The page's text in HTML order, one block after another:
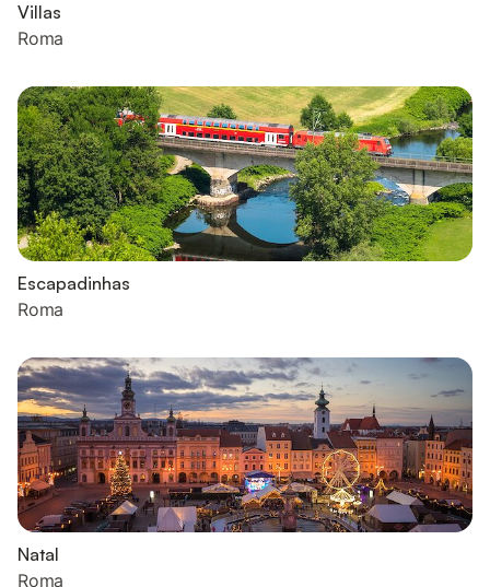
Villas
Roma
Escapadinhas
Roma
Natal
Roma